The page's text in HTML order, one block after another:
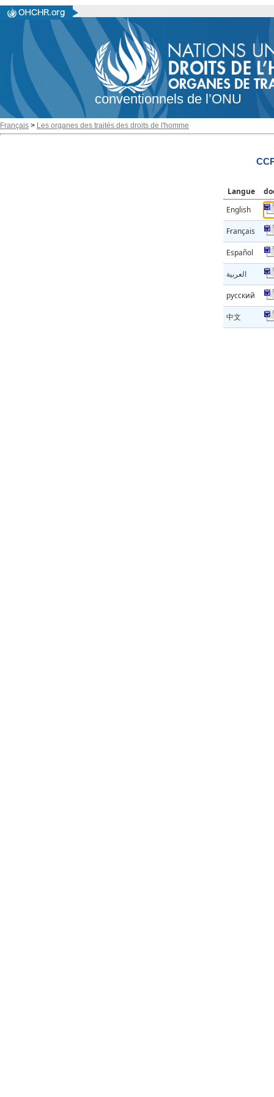
conventionnels de l’ONU
Français > Les organes des traités des droits de l'homme
Langue
English
Français
Español
العربية
русский
中文